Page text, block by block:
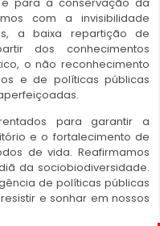
com a invisibilidade
a baixa repartição de
dos conhecimentos
o não reconhecimento
e de políticas públicas
para garantir a
e o fortalecimento de
de vida. Reafirmamos
da sociobiodiversidade.
de políticas públicas
e sonhar em nossos